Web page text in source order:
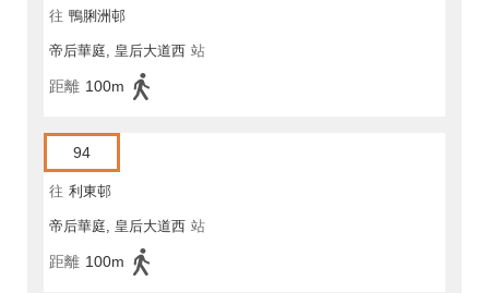
往 鴨脷洲邨
帝后華庭, 皇后大道西 站
距離 100m
94
往 利東邨
帝后華庭, 皇后大道西 站
距離 100m